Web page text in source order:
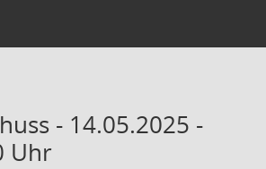
- 14.05.2025 -
Uhr